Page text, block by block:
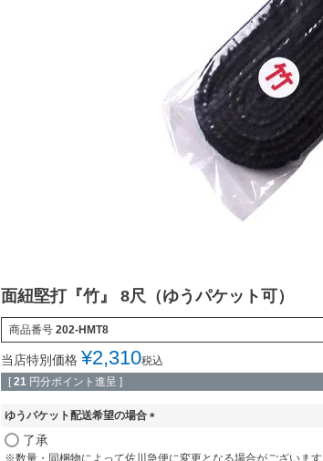
面紐堅打『竹』 8尺（ゆうパケット可）
商品番号 202-HMT8
当店特別価格 ¥2,310税込
[ 21 円分ポイント進呈 ]
ゆうパケット配送希望の場合
必
了承
※数量・同梱物によって佐川急便に変更となる場合がございます